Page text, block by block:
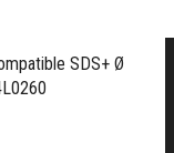
SDS+ Ø